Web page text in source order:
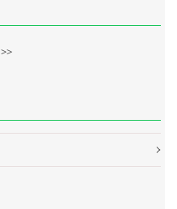
>>